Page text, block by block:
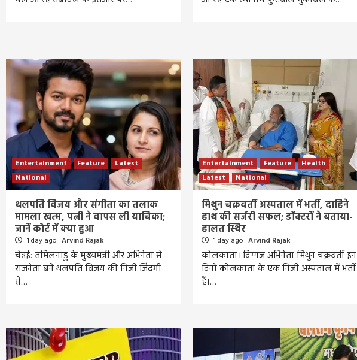
Entertainment Feature
Latest
National
थलपति विजय और संगीता का तलाक
मामला खत्म, पत्नी ने वापस ली याचिका;
जानें कोर्ट में क्या हुआ
1 day ago Arvind Rajak
चेन्नई: तमिलनाडु के मुख्यमंत्री और अभिनेता से
राजनेता बने थलपति विजय की निजी जिंदगी
से…
Entertainment Feature
Health
Latest
National
मिथुन चक्रवर्ती अस्पताल में भर्ती, दाहिने
हाथ की सर्जरी सफल; डॉक्टरों ने बताया-
हालत स्थिर
1 day ago Arvind Rajak
कोलकाता। दिग्गज अभिनेता मिथुन चक्रवर्ती इन
दिनों कोलकाता के एक निजी अस्पताल में भर्ती
हैं।…